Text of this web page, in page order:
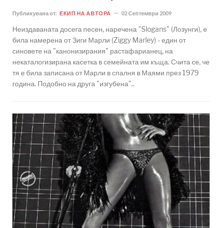
Публикувана от: ЕКИП НА АВТОРА 02 Септември 2009
Неиздаваната досега песен, наречена "Slogans" (Лозунги), е
била намерена от Зиги Марли (Ziggy Marley) - един от
синовете на "канонизирания" растафарианец, на
некаталогизирана касетка в семейната им къща. Счита се, че
тя е била записана от Марли в спалня в Маями през 1979
година. Подобно на друга "изгубена"..